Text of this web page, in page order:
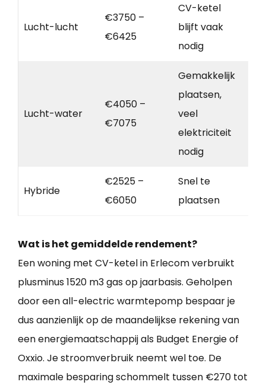
Lucht-lucht
€3750 –
€6425
CV-ketel
blijft vaak
nodig
Lucht-water
€4050 –
€7075
Gemakkelijk
plaatsen,
veel
elektriciteit
nodig
Hybride
€2525 –
€6050
Snel te
plaatsen
Wat is het gemiddelde rendement?
Een woning met CV-ketel in Erlecom verbruikt
plusminus 1520 m3 gas op jaarbasis. Geholpen
door een all-electric warmtepomp bespaar je
dus aanzienlijk op de maandelijkse rekening van
een energiemaatschappij als Budget Energie of
Oxxio. Je stroomverbruik neemt wel toe. De
maximale besparing schommelt tussen €270 tot